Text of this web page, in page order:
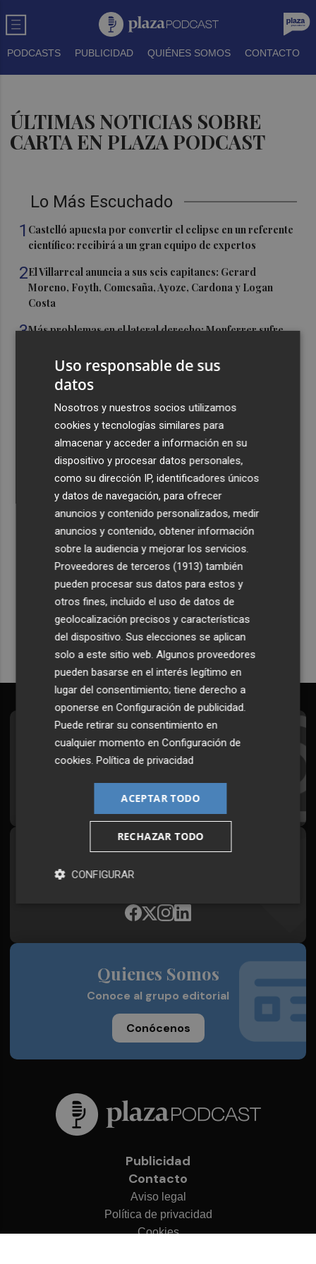
PODCASTS PUBLICIDAD QUIÉNES SOMOS CONTACTO
ÚLTIMAS NOTICIAS SOBRE
CARTA EN PLAZA PODCAST
Lo Más Escuchado
1 Castelló apuesta por convertir el eclipse en un referente
científico: recibirá a un gran equipo de expertos
2El Villarreal anuncia a sus seis capitanes: Gerard
Moreno, Foyth, Comesaña, Ayoze, Cardona y Logan
Costa
3Más problemas en el lateral derecho: Monferrer sufre
San Javier da viabilidad al nuevo contrato del transporte
urbano y a un hotel de cuatro estrellas en La Manga con
324 habitaciones
Estos son los estrenos que abren la cartelera en agosto:
de la comedia 'El último mono' a una nueva entrega de
'La Patrulla Canina'
Recibe toda la actualidad de
Plaza Podcast en tu correo
Quiero suscribirme
Suscríbete al Boletín
Todos los días a primera hora en tu email
¡Quiero suscribirme!
Síguenos en redes
Plaza Podcast, desde cualquier medio
Quienes Somos
Conoce al grupo editorial
Conócenos
Publicidad
Contacto
Aviso legal
Política de privacidad
Cookies
Uso responsable de sus
datos
Nosotros y nuestros socios utilizamos
cookies y tecnologías similares para
almacenar y acceder a información en su
dispositivo y procesar datos personales,
como su dirección IP, identificadores únicos
y datos de navegación, para ofrecer
anuncios y contenido personalizados, medir
anuncios y contenido, obtener información
sobre la audiencia y mejorar los servicios.
Proveedores de terceros (1913) también
pueden procesar sus datos para estos y
otros fines, incluido el uso de datos de
geolocalización precisos y características
del dispositivo. Sus elecciones se aplican
solo a este sitio web. Algunos proveedores
pueden basarse en el interés legítimo en
lugar del consentimiento; tiene derecho a
oponerse enConfiguración de publicidad
Puede retirar su consentimiento en
cualquier momento enConfiguración de
cookies .Política de privacidad
ACEPTAR TODO
RECHAZAR TODO
CONFIGURAR